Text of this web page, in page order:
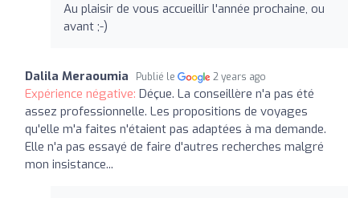
Au plaisir de vous accueillir l'année prochaine, ou
avant ;-)
Dalila Meraoumia Publié le 2 years ago
Expérience négative: Déçue. La conseillère n'a pas été
assez professionnelle. Les propositions de voyages
qu'elle m'a faites n'étaient pas adaptées à ma demande.
Elle n'a pas essayé de faire d'autres recherches malgré
mon insistance...